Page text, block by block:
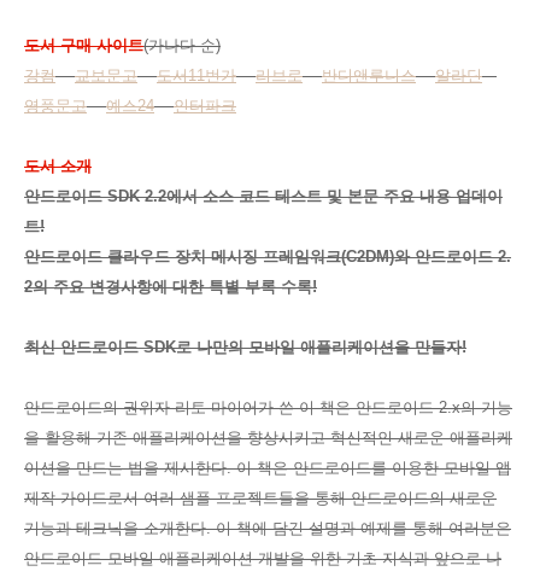
도서 구매 사이트(가나다 순)
강컴
교보문고 도서11번가 리브로 반디앤루니스
알라딘
영풍문고
예스24 인터파크
도서 소개
안드로이드 SDK 2.2에서 소스 코드 테스트 및 본문 주요 내용 업데이
트!
안드로이드 클라우드 장치 메시징 프레임워크(C2DM)와 안드로이드 2.
2의 주요 변경사항에 대한 특별 부록 수록!
최신 안드로이드 SDK로 나만의 모바일 애플리케이션을 만들자!
안드로이드의 권위자 리토 마이어가 쓴 이 책은 안드로이드 2.x의 기능
을 활용해 기존 애플리케이션을 향상시키고 혁신적인 새로운 애플리케
이션을 만드는 법을 제시한다. 이 책은 안드로이드를 이용한 모바일 앱
제작 가이드로서 여러 샘플 프로젝트들을 통해 안드로이드의 새로운
기능과 테크닉을 소개한다. 이 책에 담긴 설명과 예제를 통해 여러분은
안드로이드 모바일 애플리케이션 개발을 위한 기초 지식과 앞으로 나